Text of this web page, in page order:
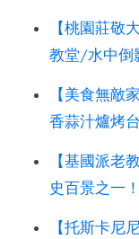
【桃園莊敬
教堂/水中倒
【美食無敵
香蒜汁爐烤
【基國派老
史百景之一！
【托斯卡尼